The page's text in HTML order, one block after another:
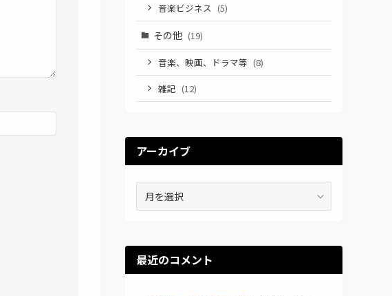
音楽ビジネス (5)
その他 (19)
音楽、映画、ドラマ等 (8)
雑記 (12)
アーカイブ
ブ
最近のコメント